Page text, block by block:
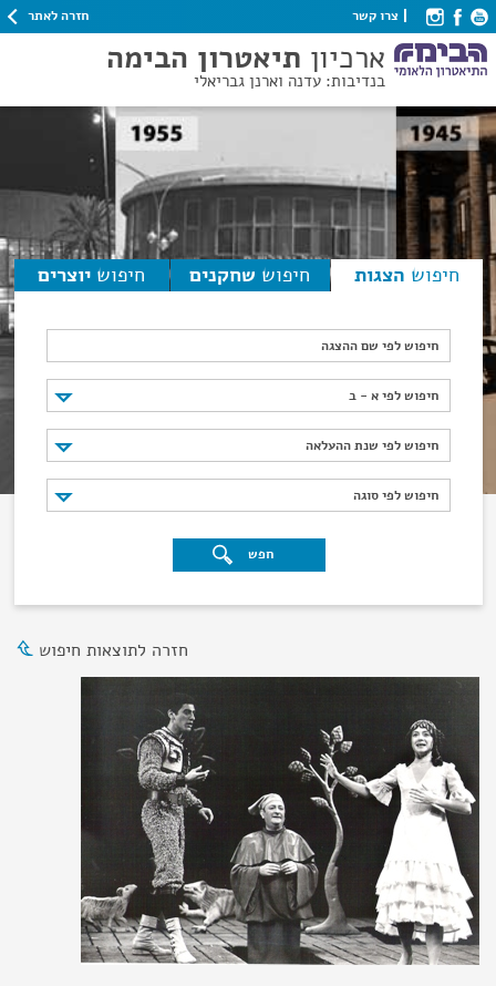
צרו קשר חזרה לאתר
ארכיון תיאטרון הבימה
בנדיבות: עדנה וארנן גבריאלי
חיפוש הצגות חיפוש שחקנים חיפוש יוצרים
חיפוש לפי שם ההצגה
חיפוש לפי א - ב
חיפוש לפי א - ב
חיפוש לפי שנת ההעלאה
חיפוש לפי שנת ההעלאה
חיפוש לפי סוגה
חיפוש לפי סוגה
חפש
חזרה לתוצאות חיפוש